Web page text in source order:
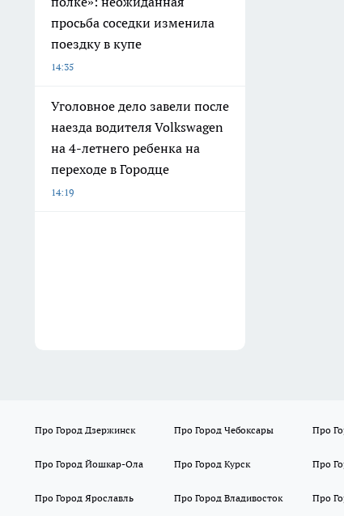
просьба соседки изменила
поездку в купе
14:35
Уголовное дело завели после
наезда водителя Volkswagen
на 4-летнего ребенка на
переходе в Городце
14:19
Про Город Дзержинск Про Город Чебоксары Про
Про Город Йошкар-Ола Про Город Курск Про
Про Город Ярославль Про Город Владивосток Про